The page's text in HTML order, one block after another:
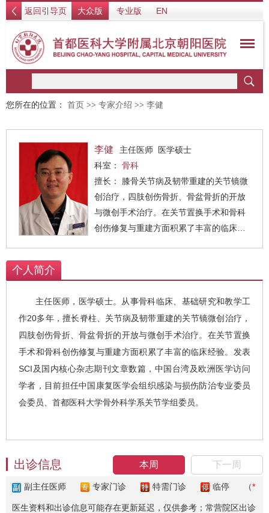
返回引导页 大众版 专业版 EN
您所在的位置： 首页 >> 专家介绍 >> 李健
李健
主任医师 医学硕士
科室： 骨科
擅长： 膝骨关节病及韧带重建的关节镜微
创治疗，四肢创伤骨折、骨盆骨折的开放
与微创手术治疗。在关节置换手术和骨科
创伤修复与重建方面积累了丰富的临床经
个人简介
主任医师，医学硕士。从事骨科临床、基础研究和教学工
作20多年，擅长脊柱、关节病及韧带重建的关节镜微创治疗，
四肢创伤骨折、骨盆骨折的开放与微创手术治疗。在关节置换
手术和骨科创伤修复与重建方面积累了丰富的临床经验。发表
SCI及国内核心杂志期刊文章数篇，中国台湾及欧洲医学访问
学者，目前担任中国康复医学会组织感染与损伤防治专业委员
会委员、首都医科大学骨外科学系关节学组委员。
本周 下一周
出诊信息
副主任医师 专家门诊 特需门诊 临停 （*
医生资料和出诊信息可能存在更新延迟，仅供参考；常营院区出诊